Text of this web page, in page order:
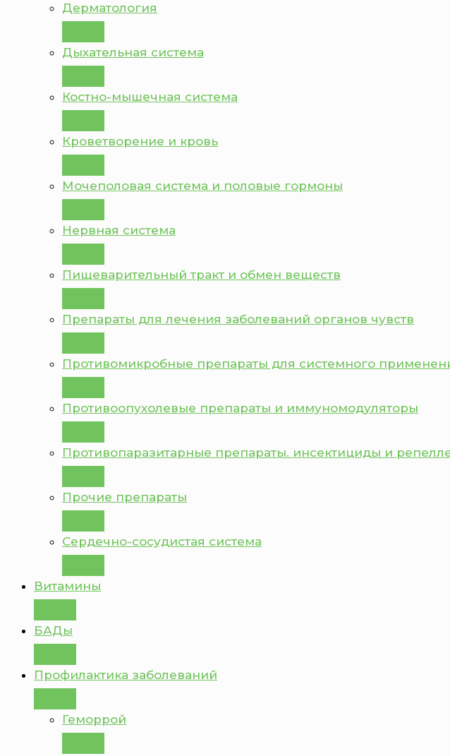
Дерматология
Дыхательная система
Костно-мышечная система
Кроветворение и кровь
Мочеполовая система и половые гормоны
Нервная система
Пищеварительный тракт и обмен веществ
Препараты для лечения заболеваний органов чувств
Противомикробные препараты для системного
Противоопухолевые препараты и иммуномодуляторы
Противопаразитарные препараты. инсектициды и
Прочие препараты
Сердечно-сосудистая система
Витамины
БАДы
Профилактика заболеваний
Геморрой